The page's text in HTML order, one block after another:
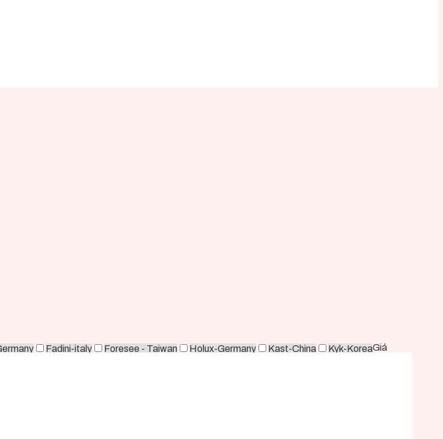
Fadini-italy Foresee - Taiwan Holux-Germany Kast-China
Kyk-KoreaGiá